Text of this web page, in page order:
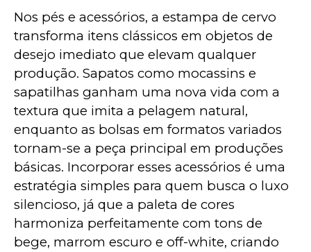
Nos pés e acessórios, a estampa de cervo
transforma itens clássicos em objetos de
desejo imediato que elevam qualquer
produção. Sapatos como mocassins e
sapatilhas ganham uma nova vida com a
textura que imita a pelagem natural,
enquanto as bolsas em formatos variados
tornam-se a peça principal em produções
básicas. Incorporar esses acessórios é uma
estratégia simples para quem busca o luxo
silencioso, já que a paleta de cores
harmoniza perfeitamente com tons de
bege, marrom escuro e off-white, criando